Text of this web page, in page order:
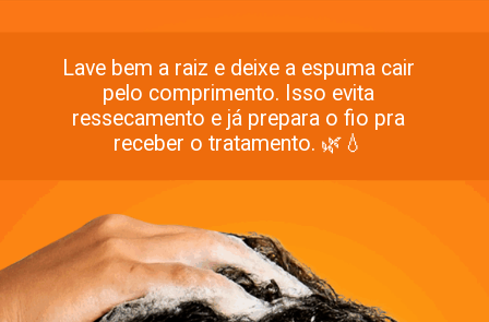
Lave bem a raiz e deixe a espuma cair
pelo comprimento. Isso evita
ressecamento e já prepara o fio pra
receber o tratamento. 🌿💧